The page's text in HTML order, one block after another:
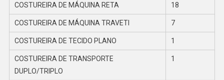
COSTUREIRA DE MÁQUINA RETA 18
COSTUREIRA DE MÁQUINA TRAVETI 7
COSTUREIRA DE TECIDO PLANO 1
COSTUREIRA DE TRANSPORTE
DUPLO/TRIPLO
1